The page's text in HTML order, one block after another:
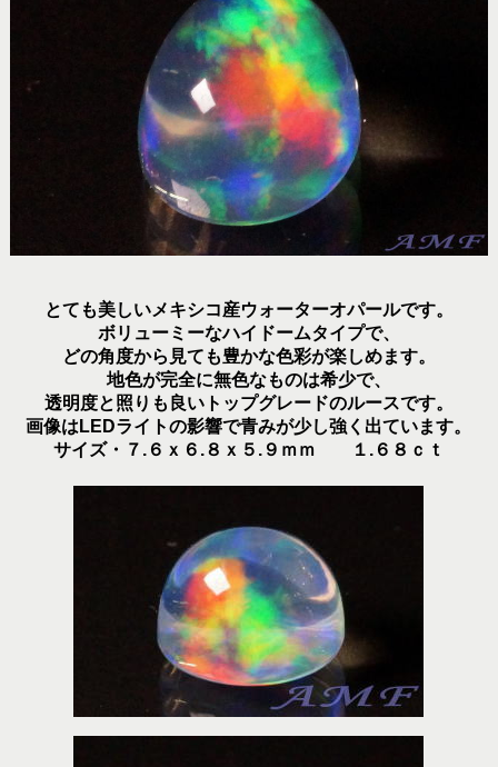
とても美しいメキシコ産ウォーターオパールです。
ボリューミーなハイドームタイプで、
どの角度から見ても豊かな色彩が楽しめます。
地色が完全に無色なものは希少で、
透明度と照りも良いトップグレードのルースです。
画像はLEDライトの影響で青みが少し強く出ています。
サイズ・７.６ｘ６.８ｘ５.９ｍｍ １.６８ｃｔ